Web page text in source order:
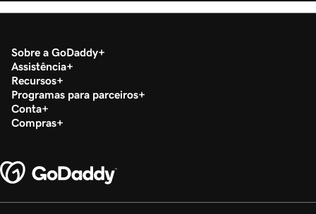
Sobre a GoDaddy
Assistência
Recursos
Programas para parceiros
Conta
Compras